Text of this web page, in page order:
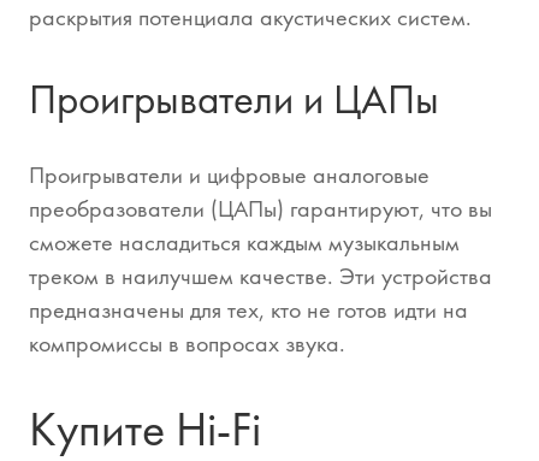
раскрытия потенциала акустических систем.
Проигрыватели и ЦАПы
Проигрыватели и цифровые аналоговые
преобразователи (ЦАПы) гарантируют, что вы
сможете насладиться каждым музыкальным
треком в наилучшем качестве. Эти устройства
предназначены для тех, кто не готов идти на
компромиссы в вопросах звука.
Купите Hi-Fi